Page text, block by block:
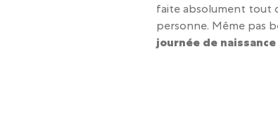
faite absolument tout
personne. Même pas
journée de naissance